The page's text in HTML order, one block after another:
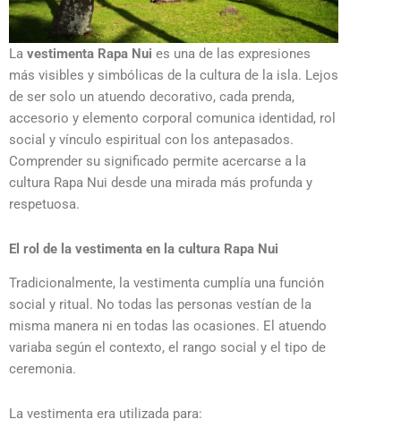
La vestimenta Rapa Nui es una de las expresiones
más visibles y simbólicas de la cultura de la isla. Lejos
de ser solo un atuendo decorativo, cada prenda,
accesorio y elemento corporal comunica identidad, rol
social y vínculo espiritual con los antepasados.
Comprender su significado permite acercarse a la
cultura Rapa Nui desde una mirada más profunda y
respetuosa.
El rol de la vestimenta en la cultura Rapa Nui
Tradicionalmente, la vestimenta cumplía una función
social y ritual. No todas las personas vestían de la
misma manera ni en todas las ocasiones. El atuendo
variaba según el contexto, el rango social y el tipo de
ceremonia.
La vestimenta era utilizada para: